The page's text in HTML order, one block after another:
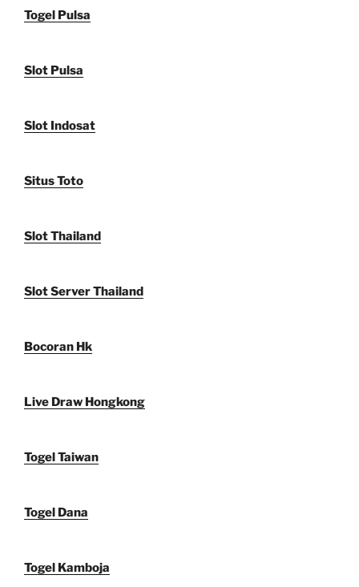
Togel Pulsa
Slot Pulsa
Slot Indosat
Situs Toto
Slot Thailand
Slot Server Thailand
Bocoran Hk
Live Draw Hongkong
Togel Taiwan
Togel Dana
Togel Kamboja